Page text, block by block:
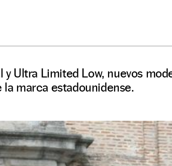
y Ultra Limited Low, nuevos
la marca estadounidense.